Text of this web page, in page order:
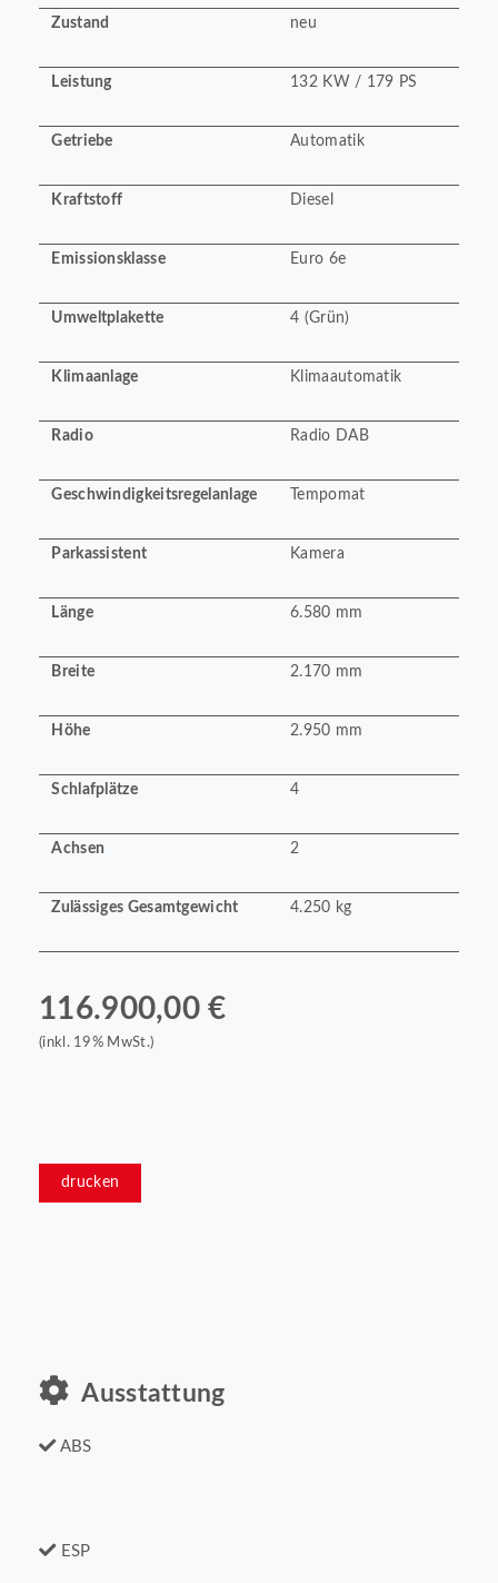
Zustand neu
Leistung 132 KW / 179 PS
Getriebe Automatik
Kraftstoff Diesel
Emissionsklasse Euro 6e
Umweltplakette 4 (Grün)
Klimaanlage Klimaautomatik
Radio Radio DAB
Geschwindigkeitsregelanlage Tempomat
Parkassistent Kamera
Länge 6.580 mm
Breite 2.170 mm
Höhe 2.950 mm
Schlafplätze 4
Achsen 2
Zulässiges Gesamtgewicht 4.250 kg
116.900,00 €
(inkl. 19% MwSt.)
drucken
Ausstattung
ABS
ESP